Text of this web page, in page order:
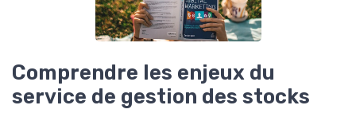
Comprendre les enjeux du
service de gestion des stocks